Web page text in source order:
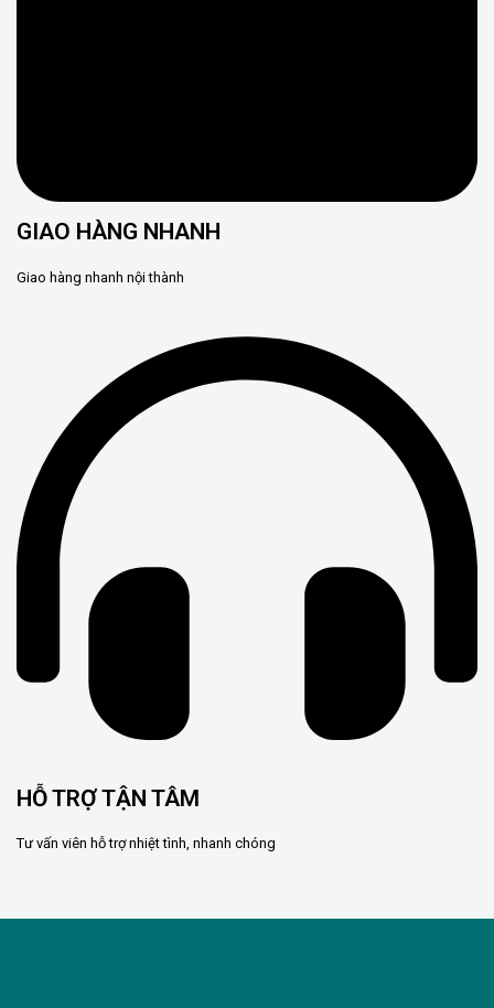
GIAO HÀNG NHANH
Giao hàng nhanh nội thành
HỖ TRỢ TẬN TÂM
Tư vấn viên hỗ trợ nhiệt tình, nhanh chóng